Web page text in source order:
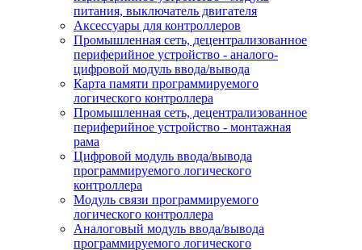
питания, выключатель двигателя
Аксессуары для контроллеров
Промышленная сеть, децентрализованное
периферийное устройство - аналого-
цифровой модуль ввода/вывода
Карта памяти программируемого
логического контроллера
Промышленная сеть, децентрализованное
периферийное устройство - монтажная
рама
Цифровой модуль ввода/вывода
программируемого логического
контроллера
Модуль связи программируемого
логического контроллера
Аналоговый модуль ввода/вывода
программируемого логического